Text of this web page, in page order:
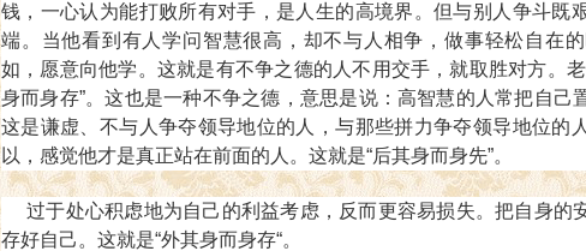
钱，一心认为能打败所有对手，是人生的高境界。但与别人争斗既
端。当他看到有人学问智慧很高，却不与人相争，做事轻松自在
如，愿意向他学。这就是有不争之德的人不用交手，就取胜对方。
身而身存”。这也是一种不争之德，意思是说：高智慧的人常把自己
这是谦虚、不与人争夺领导地位的人，与那些拼力争夺领导地位的
以，感觉他才是真正站在前面的人。这就是“后其身而身先”。
过于处心积虑地为自己的利益考虑，反而更容易损失。把自身的
存好自己。这就是“外其身而身存“。